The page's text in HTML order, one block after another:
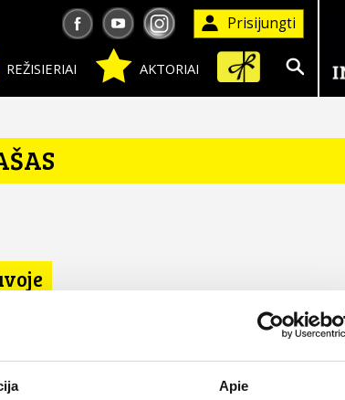
Apie
Prisijungti
AKTORIAI
REŽISIERIAI
Ieškoti